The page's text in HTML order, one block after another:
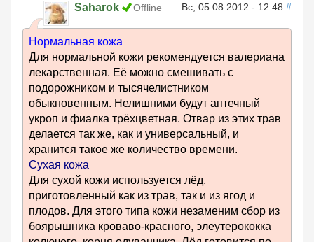
Saharok Offline Вс, 05.08.2012 - 12:48 #
Нормальная кожа
Для нормальной кожи рекомендуется валериана
лекарственная. Её можно смешивать с
подорожником и тысячелистником
обыкновенным. Нелишними будут аптечный
укроп и фиалка трёхцветная. Отвар из этих трав
делается так же, как и универсальный, и
хранится такое же количество времени.
Сухая кожа
Для сухой кожи используется лёд,
приготовленный как из трав, так и из ягод и
плодов. Для этого типа кожи незаменим сбор из
боярышника кроваво-красного, элеутерококка